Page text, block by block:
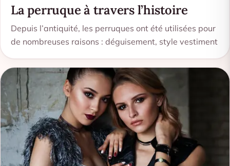
La perruque à travers l’histoire
Depuis l’antiquité, les perruques ont été utilisées pour
de nombreuses raisons : déguisement, style vestiment